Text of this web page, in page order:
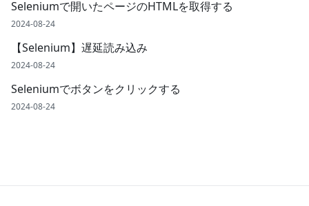
Seleniumで開いたページのHTMLを取得する
2024-08-24
【Selenium】遅延読み込み
2024-08-24
Seleniumでボタンをクリックする
2024-08-24